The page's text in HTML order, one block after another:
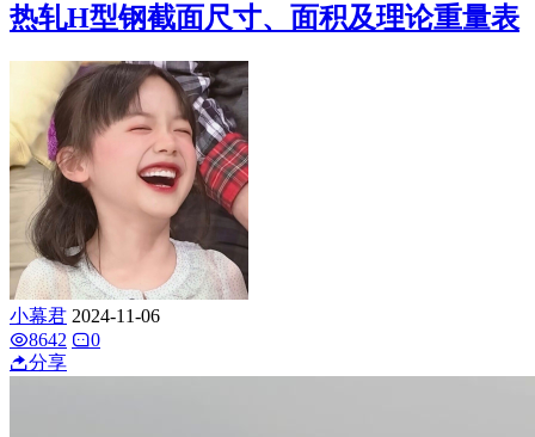
热轧H型钢截面尺寸、面积及理论重量表
小幕君 2024-11-06
8642
0
分享